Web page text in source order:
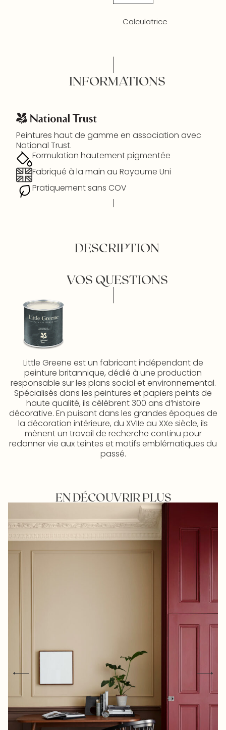
Calculatrice
INFORMATIONS
Peintures haut de gamme en association avec
National Trust.
Formulation hautement pigmentée
Fabriqué à la main au Royaume Uni
Pratiquement sans COV
DESCRIPTION
VOS QUESTIONS
Little Greene est un fabricant indépendant de
peinture britannique, dédié à une production
responsable sur les plans social et environnemental.
Spécialisés dans les peintures et papiers peints de
haute qualité, ils célèbrent 300 ans d’histoire
décorative. En puisant dans les grandes époques de
la décoration intérieure, du XVIIe au XXe siècle, ils
mènent un travail de recherche continu pour
redonner vie aux teintes et motifs emblématiques du
passé.
EN DÉCOUVRIR PLUS